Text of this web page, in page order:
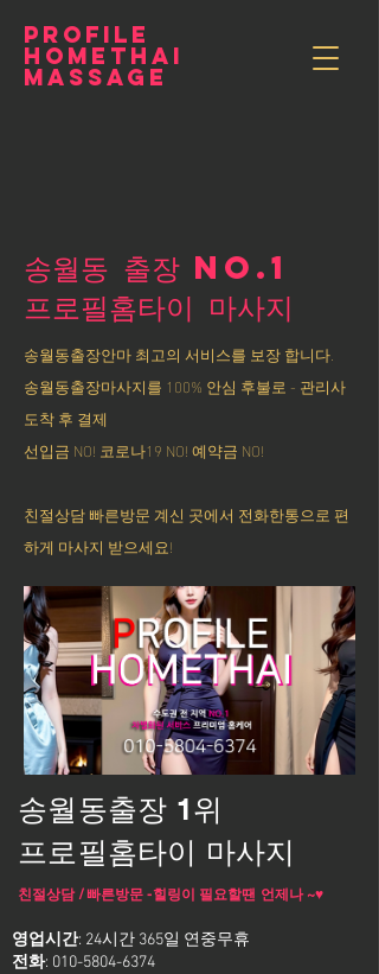
PROFILE
HOMETHAI
MASSAGE
송월동 출장 NO.1
​프로필홈타이 마사지
송월동출장안마 최고의 서비스를 보장 합니다.
송월동출장마사지를 100% 안심 후불로 - 관리사
도착 후 결제
선입금 NO! 코로나19 NO! 예약금 NO!
친절상담 빠른방문 계신 곳에서 전화한통으로 편
하게 마사지 받으세요!
송월동출장 1위
프로필홈타이 마사지
친절상담 / 빠른방문 -힐링이 필요할땐 언제나 ~♥
영업시간: 24시간 365일 연중무휴
전화: 010-5804-6374